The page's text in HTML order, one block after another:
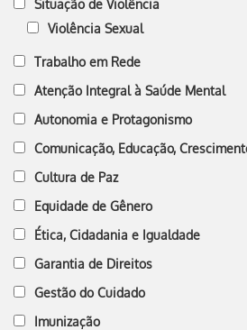
Situação de Violência
Violência Sexual
Trabalho em Rede
Atenção Integral à Saúde Mental
Autonomia e Protagonismo
Comunicação, Educação,
Cultura de Paz
Equidade de Gênero
Ética, Cidadania e Igualdade
Garantia de Direitos
Gestão do Cuidado
Imunização